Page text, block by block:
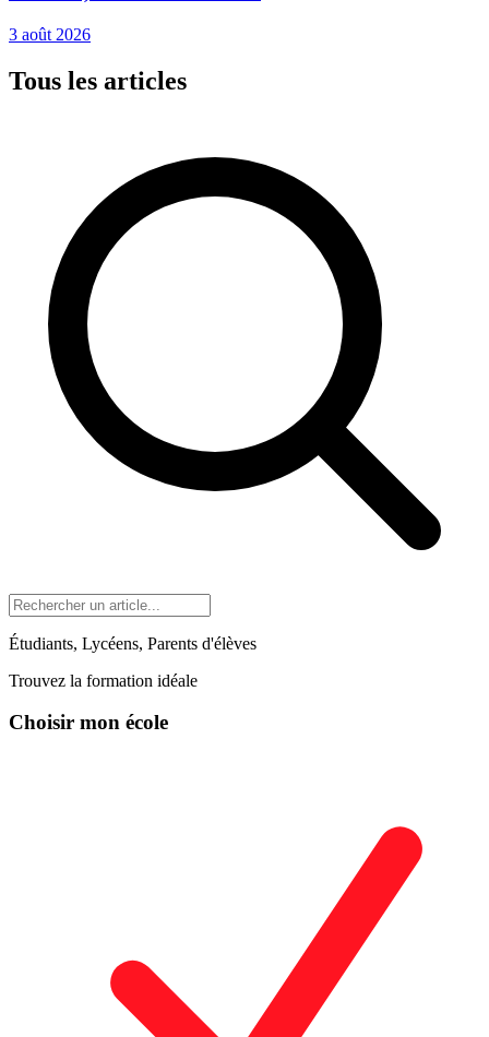
3 août 2026
Tous les articles
Étudiants, Lycéens, Parents d'élèves
Trouvez la formation idéale
Choisir mon école